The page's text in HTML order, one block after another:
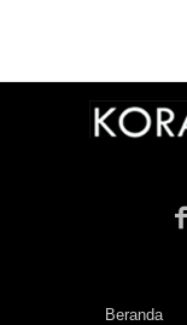
Beranda